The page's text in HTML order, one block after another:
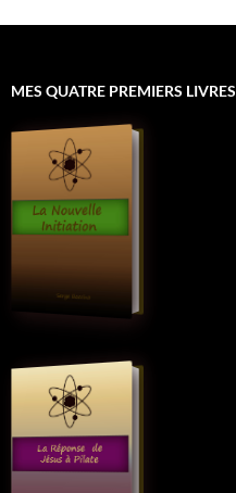
MES QUATRE PREMIERS LIVRES